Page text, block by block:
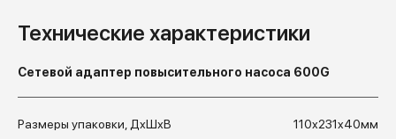
Технические характеристики
Сетевой адаптер повысительного насоса 600G
Размеры упаковки, ДхШхВ 110x231x40мм